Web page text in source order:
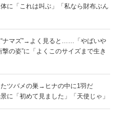
に「これは叫ぶ」「私なら財布ぶん
ナマズ”→よく見ると……「やばいや
の姿”に「よくこのサイズまで生き
ツバメの巣→ヒナの中に1羽だ
「初めて見ました」「天使じゃ」